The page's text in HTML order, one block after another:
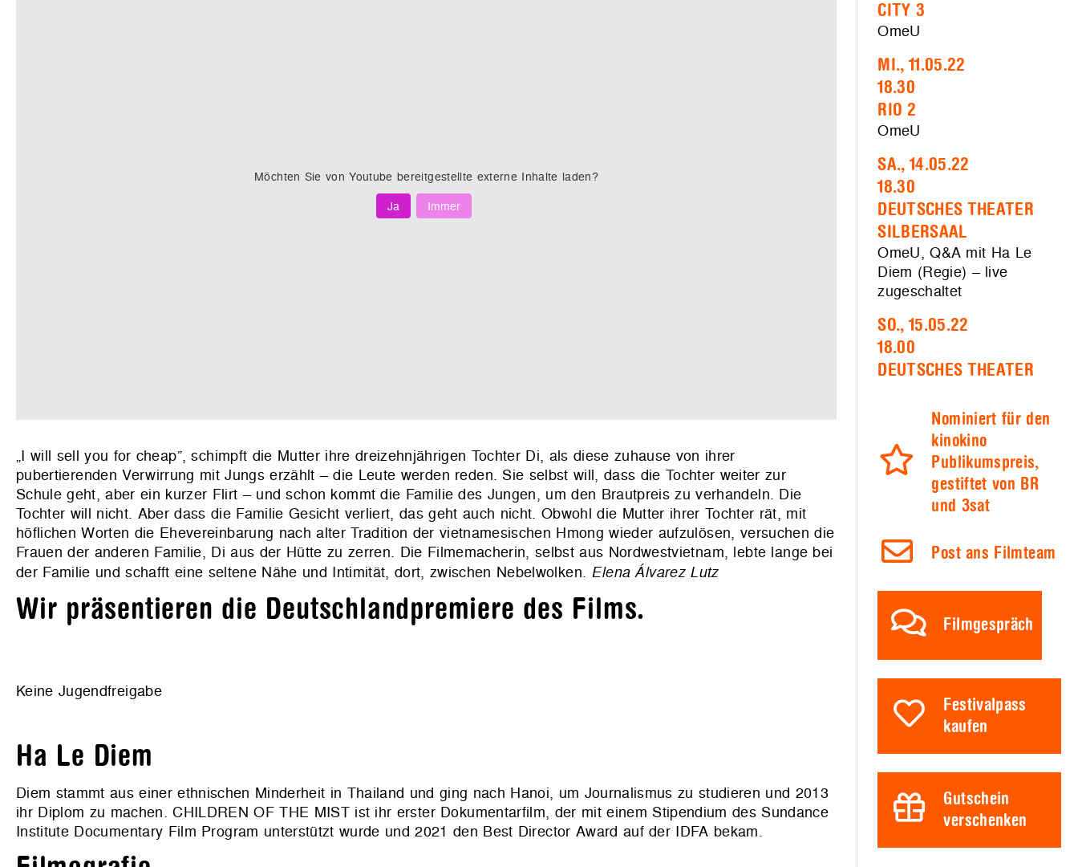
Möchten Sie vonYoutube bereitgestellte externe Inhalte laden?
Ja
Immer
„I will sell you for cheap”, schimpft die Mutter ihre dreizehnjährigen Tochter Di, als diese zuhause von ihrer
pubertierenden Verwirrung mit Jungs erzählt – die Leute werden reden. Sie selbst will, dass die Tochter weiter zur
Schule geht, aber ein kurzer Flirt – und schon kommt die Familie des Jungen, um den Brautpreis zu verhandeln. Die
Tochter will nicht. Aber dass die Familie Gesicht verliert, das geht auch nicht. Obwohl die Mutter ihrer Tochter rät, mit
höflichen Worten die Ehevereinbarung nach alter Tradition der vietnamesischen Hmong wieder aufzulösen, versuchen die
Frauen der anderen Familie, Di aus der Hütte zu zerren. Die Filmemacherin, selbst aus Nordwestvietnam, lebte lange bei
der Familie und schafft eine seltene Nähe und Intimität, dort, zwischen Nebelwolken. Elena Álvarez Lutz
Wir präsentieren die Deutschlandpremiere des Films.
Keine Jugendfreigabe
Ha Le Diem
Diem stammt aus einer ethnischen Minderheit in Thailand und ging nach Hanoi, um Journalismus zu studieren und 2013
ihr Diplom zu machen. CHILDREN OF THE MIST ist ihr erster Dokumentarfilm, der mit einem Stipendium des Sundance
Institute Documentary Film Program unterstützt wurde und 2021 den Best Director Award auf der IDFA bekam.
CITY 3
OmeU
MI., 11.05.22
18.30
RIO 2
OmeU
SA., 14.05.22
18.30
DEUTSCHES THEATER
SILBERSAAL
OmeU, Q&A mit Ha Le
Diem (Regie) – live
zugeschaltet
SO., 15.05.22
18.00
DEUTSCHES THEATER
Nominiert für den
kinokino
Publikumspreis,
gestiftet von BR
und 3sat
Post ans Filmteam
Filmgespräch
Festivalpass
kaufen
Gutschein
verschenken